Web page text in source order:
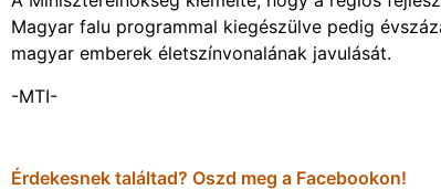
Magyar falu programmal kiegészülve pedig
magyar emberek életszínvonalának javulását.
-MTI-
Érdekesnek találtad? Oszd meg a Facebookon!